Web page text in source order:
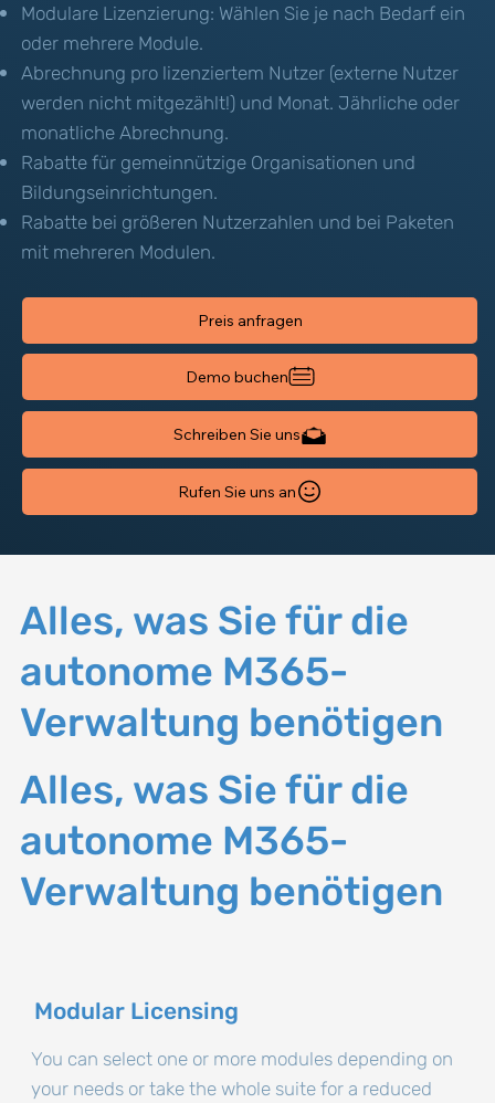
Modulare Lizenzierung: Wählen Sie je nach Bedarf ein
oder mehrere Module.
Abrechnung pro lizenziertem Nutzer (externe Nutzer
werden nicht mitgezählt!) und Monat. Jährliche oder
monatliche Abrechnung.
Rabatte für gemeinnützige Organisationen und
Bildungseinrichtungen.
Rabatte bei größeren Nutzerzahlen und bei Paketen
mit mehreren Modulen.
Preis anfragen
Demo buchen
Schreiben Sie uns
Rufen Sie uns an
Alles, was Sie für die
autonome M365-
Verwaltung benötigen
Alles, was Sie für die
autonome M365-
Verwaltung benötigen
Modular Licensing
You can select one or more modules depending on
your needs or take the whole suite for a reduced